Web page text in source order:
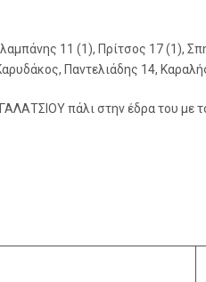
11 (1), Πρίτσος 17 (1),
Παντελιάδης 14,
πάλι στην έδρα του με